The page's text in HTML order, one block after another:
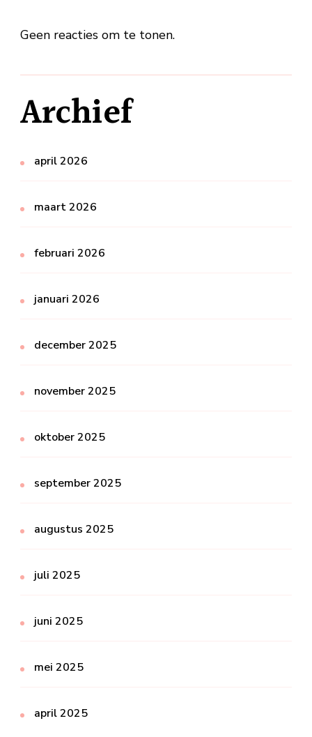
Geen reacties om te tonen.
Archief
april 2026
maart 2026
februari 2026
januari 2026
december 2025
november 2025
oktober 2025
september 2025
augustus 2025
juli 2025
juni 2025
mei 2025
april 2025